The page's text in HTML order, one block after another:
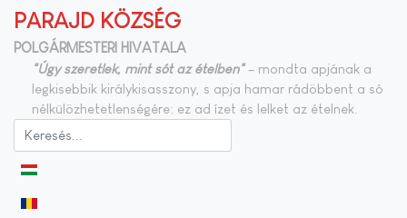
PARAJD KÖZSÉG
POLGÁRMESTERI HIVATALA
"Úgy szeretlek, mint sót az ételben"– mondta apjának a
legkisebbik királykisasszony, s apja hamar rádöbbent a só
nélkülözhetetlenségére: ez ad ízet és lelket az ételnek.